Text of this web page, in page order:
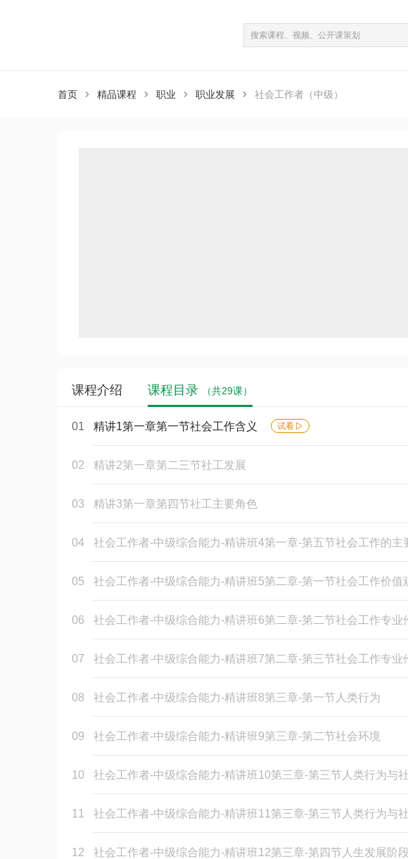
首页  精品课程  职业  职业发展  社会工作者（中级）
（共29课）
课程介绍 课程目录 （共29课）
01 精讲1第一章第一节社会工作含义 试看
02 精讲2第一章第二三节社工发展
03 精讲3第一章第四节社工主要角色
04 社会工作者-中级综合能力-精讲班4第一章-第五节社会工作的主
05 社会工作者-中级综合能力-精讲班5第二章-第一节社会工作价值
06 社会工作者-中级综合能力-精讲班6第二章-第二节社会工作专业
07 社会工作者-中级综合能力-精讲班7第二章-第三节社会工作专业
08 社会工作者-中级综合能力-精讲班8第三章-第一节人类行为
09 社会工作者-中级综合能力-精讲班9第三章-第二节社会环境
10 社会工作者-中级综合能力-精讲班10第三章-第三节人类行为与
11 社会工作者-中级综合能力-精讲班11第三章-第三节人类行为与
12 社会工作者-中级综合能力-精讲班12第三章-第四节人生发展阶